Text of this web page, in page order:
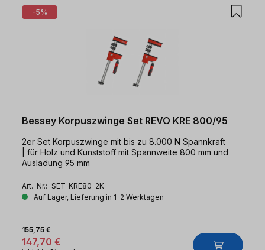
-5%
Bessey Korpuszwinge Set REVO KRE 800/95
2er Set Korpuszwinge mit bis zu 8.000 N Spannkraft
| für Holz und Kunststoff mit Spannweite 800 mm und
Ausladung 95 mm
Art.-Nr.: SET-KRE80-2K
Auf Lager, Lieferung in 1-2 Werktagen
147,70 €
155,75 €